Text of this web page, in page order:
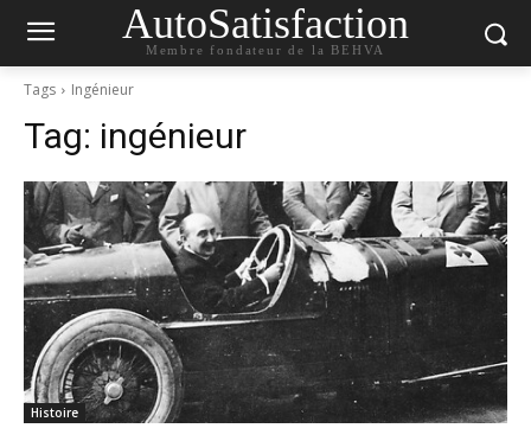
AutoSatisfaction
Membre fondateur de la BEHVA
Tags Ingénieur
Tag: ingénieur
Histoire